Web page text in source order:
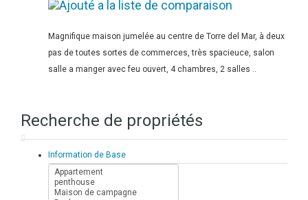
Magnifique maison jumelée au centre de Torre del Mar, à deux
pas de toutes sortes de commerces, très spacieuce, salon
salle a manger avec feu ouvert, 4 chambres, 2 salles ..
Recherche de propriétés
Information de Base